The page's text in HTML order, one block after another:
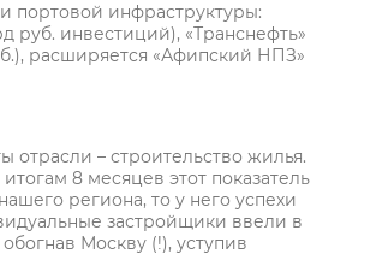
портовой инфраструктуры:
руб. инвестиций), «Транснефть»
расширяется «Афипский НПЗ»
– строительство жилья.
8 месяцев этот показатель
региона, то у него успехи
застройщики ввели в
Москву (!), уступив